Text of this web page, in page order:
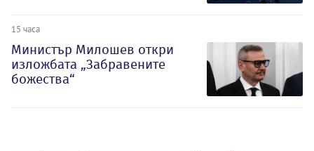
15 часа
Министър Милошев откри
изложбата „Забравените
божества“